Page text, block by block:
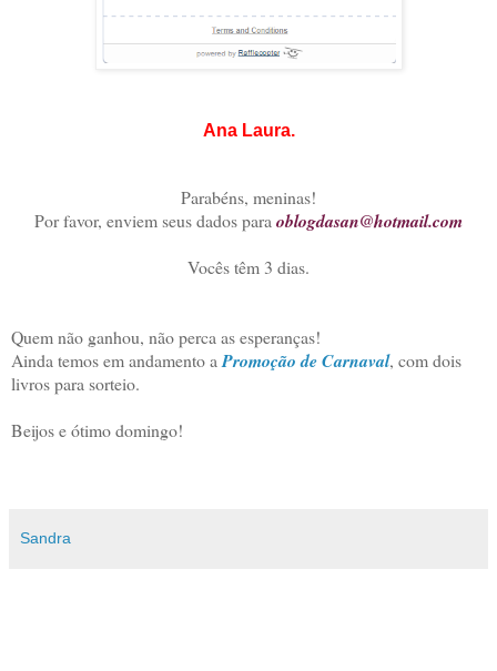
Ana Laura.
Parabéns, meninas!
Por favor, enviem seus dados para oblogdasan@hotmail.com
Vocês têm 3 dias.
Quem não ganhou, não perca as esperanças!
Ainda temos em andamento a Promoção de Carnaval, com dois
livros para sorteio.
Beijos e ótimo domingo!
Sandra